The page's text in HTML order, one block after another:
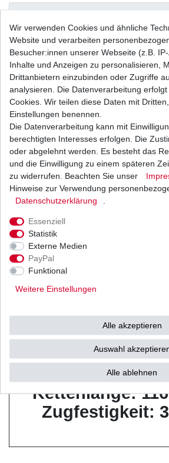
Weitere Details
Neue
D.I.D X-
Musterbild
Kettentyp: ZVM-
Farbe: gold
Zustand:
Schloss /
Kettenteilung:
1/4"
Kettenlänge:
Zugfestigkeit:
Wir verwenden Cookies und ähnliche
Website und verarbeiten
Besucher:innen unserer Webseite (z.B.
Inhalte und Anzeigen zu personalisieren,
Drittanbietern einzubinden oder Zugriffe
analysieren. Die Datenverarbeitung
Cookies. Wir teilen diese Daten mit
Einstellungen benennen.
Die Datenverarbeitung kann mit
berechtigten Interesses erfolgen. Die
oder abgelehnt werden. Es besteht das
und die Einwilligung zu einem späteren
zu widerrufen. Beachten Sie unser
Hinweise zur Verwendung
Daten­schutz­erklärung
Essenziell
Statistik
Externe Medien
PayPal
Funktional
Weitere Einstellungen
Alle akzeptieren
Auswahl
Alle ablehnen